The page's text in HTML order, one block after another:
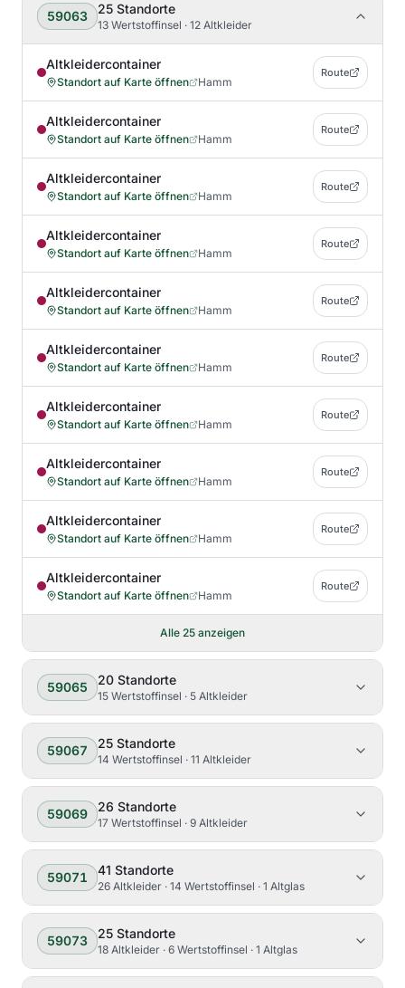
59063 25 Standorte
13 Wertstoffinsel · 12 Altkleider
Altkleidercontainer
Standort auf Karte öffnen Hamm
Route
Altkleidercontainer
Standort auf Karte öffnen Hamm
Route
Altkleidercontainer
Standort auf Karte öffnen Hamm
Route
Altkleidercontainer
Standort auf Karte öffnen Hamm
Route
Altkleidercontainer
Standort auf Karte öffnen Hamm
Route
Altkleidercontainer
Standort auf Karte öffnen Hamm
Route
Altkleidercontainer
Standort auf Karte öffnen Hamm
Route
Altkleidercontainer
Standort auf Karte öffnen Hamm
Route
Altkleidercontainer
Standort auf Karte öffnen Hamm
Route
Altkleidercontainer
Standort auf Karte öffnen Hamm
Route
Alle 25 anzeigen
59065 20 Standorte
15 Wertstoffinsel · 5 Altkleider
59067 25 Standorte
14 Wertstoffinsel · 11 Altkleider
59069 26 Standorte
17 Wertstoffinsel · 9 Altkleider
59071 41 Standorte
26 Altkleider · 14 Wertstoffinsel · 1 Altglas
59073 25 Standorte
18 Altkleider · 6 Wertstoffinsel · 1 Altglas